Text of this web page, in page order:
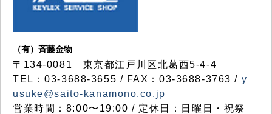
（有）斉藤金物
〒134-0081 東京都江戸川区北葛西5-4-4
TEL：03-3688-3655 / FAX：03-3688-3763 / y
usuke@saito-kanamono.co.jp
営業時間：8:00〜19:00 / 定休日：日曜日・祝祭